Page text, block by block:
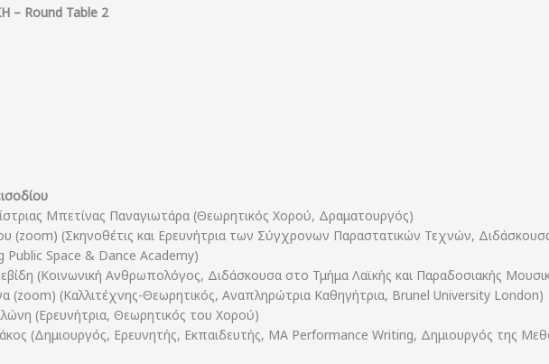
– Round Table 2
Μπετίνας Παναγιωτάρα (Θεωρητικός Χορού, Δραματουργός)
(zoom) (Σκηνοθέτις και Ερευνήτρια των Σύγχρονων Παραστατικών Τεχνών,
Public Space & Dance Academy)
(Κοινωνική Ανθρωπολόγος, Διδάσκουσα στο Τμήμα Λαϊκής και Παραδοσιακής
(zoom) (Καλλιτέχνης-Θεωρητικός, Αναπληρώτρια Καθηγήτρια, Brunel University London)
(Ερευνήτρια, Θεωρητικός του Χορού)
(Δημιουργός, Ερευνητής, Εκπαιδευτής, MA Performance Writing, Δημιουργός της